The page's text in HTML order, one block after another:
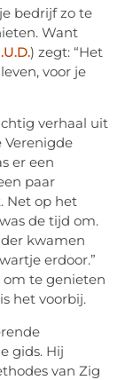
bedrijf zo te
Want
) zegt: “Het
voor je
verhaal uit
Verenigde
er een
paar
Net op het
de tijd om.
kwamen
erdoor.”
om te genieten
het voorbij.
gids. Hij
van Zig